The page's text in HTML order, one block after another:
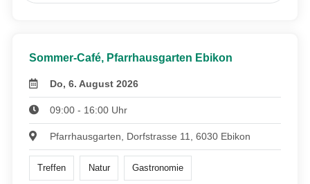
Sommer-Café, Pfarrhausgarten Ebikon
Do, 6. August 2026
09:00 - 16:00 Uhr
Pfarrhausgarten, Dorfstrasse 11, 6030 Ebikon
Treffen Natur Gastronomie